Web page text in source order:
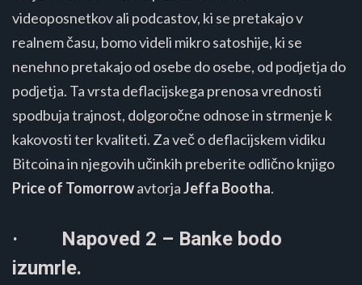
videoposnetkov ali podcastov, ki se pretakajo v
realnem času, bomo videli mikro satoshije, ki se
nenehno pretakajo od osebe do osebe, od podjetja do
podjetja. Ta vrsta deflacijskega prenosa vrednosti
spodbuja trajnost, dolgoročne odnose in strmenje k
kakovosti ter kvaliteti. Za več o deflacijskem vidiku
Bitcoina in njegovih učinkih preberite odlično knjigo
Price of TomorrowavtorjaJeffa Bootha.
· Napoved 2 – Banke bodo
izumrle.